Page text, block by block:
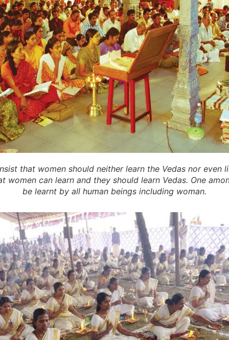
that women should neither learn the Vedas nor even
women can learn and they should learn Vedas. One
be learnt by all human beings including woman.